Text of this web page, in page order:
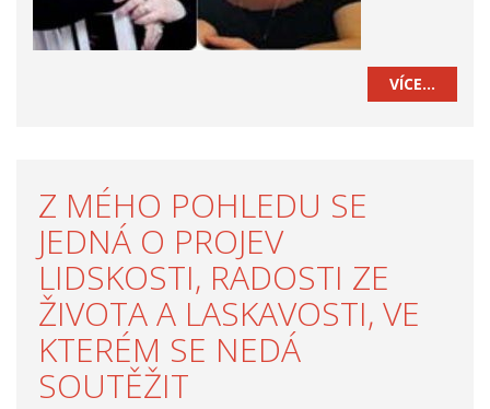
VÍCE…
Z MÉHO POHLEDU SE
JEDNÁ O PROJEV
LIDSKOSTI, RADOSTI ZE
ŽIVOTA A LASKAVOSTI, VE
KTERÉM SE NEDÁ
SOUTĚŽIT